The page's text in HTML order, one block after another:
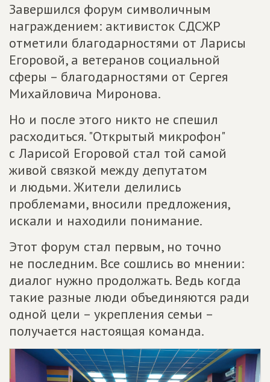
Завершился форум символичным
награждением: активисток СДСЖР
отметили благодарностями от Ларисы
Егоровой, а ветеранов социальной
сферы – благодарностями от Сергея
Михайловича Миронова.
Но и после этого никто не спешил
расходиться. "Открытый микрофон"
с Ларисой Егоровой стал той самой
живой связкой между депутатом
и людьми. Жители делились
проблемами, вносили предложения,
искали и находили понимание.
Этот форум стал первым, но точно
не последним. Все сошлись во мнении:
диалог нужно продолжать. Ведь когда
такие разные люди объединяются ради
одной цели – укрепления семьи –
получается настоящая команда.